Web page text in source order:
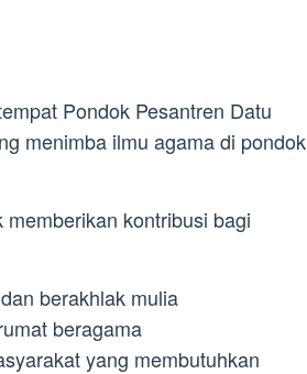
Pondok Pesantren Datu
menimba ilmu agama di pondok
kontribusi bagi
berakhlak mulia
beragama
yang membutuhkan